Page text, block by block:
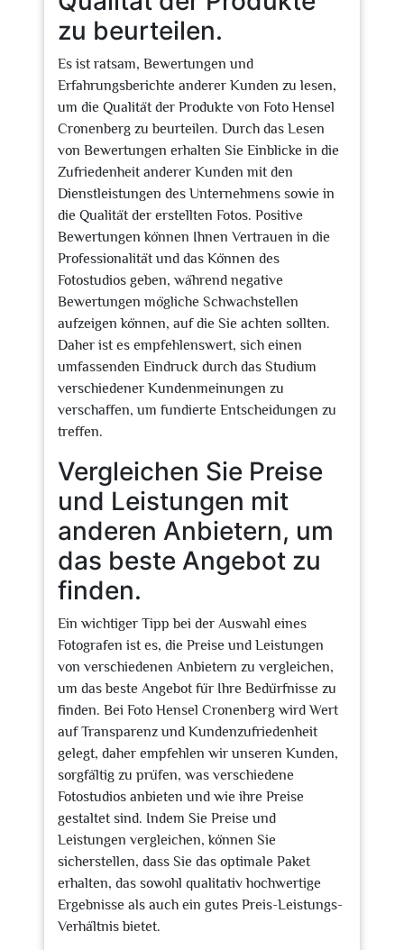
zu beurteilen.
Es ist ratsam, Bewertungen und
Erfahrungsberichte anderer Kunden zu lesen,
um die Qualität der Produkte von Foto Hensel
Cronenberg zu beurteilen. Durch das Lesen
von Bewertungen erhalten Sie Einblicke in die
Zufriedenheit anderer Kunden mit den
Dienstleistungen des Unternehmens sowie in
die Qualität der erstellten Fotos. Positive
Bewertungen können Ihnen Vertrauen in die
Professionalität und das Können des
Fotostudios geben, während negative
Bewertungen mögliche Schwachstellen
aufzeigen können, auf die Sie achten sollten.
Daher ist es empfehlenswert, sich einen
umfassenden Eindruck durch das Studium
verschiedener Kundenmeinungen zu
verschaffen, um fundierte Entscheidungen zu
treffen.
Vergleichen Sie Preise
und Leistungen mit
anderen Anbietern, um
das beste Angebot zu
finden.
Ein wichtiger Tipp bei der Auswahl eines
Fotografen ist es, die Preise und Leistungen
von verschiedenen Anbietern zu vergleichen,
um das beste Angebot für Ihre Bedürfnisse zu
finden. Bei Foto Hensel Cronenberg wird Wert
auf Transparenz und Kundenzufriedenheit
gelegt, daher empfehlen wir unseren Kunden,
sorgfältig zu prüfen, was verschiedene
Fotostudios anbieten und wie ihre Preise
gestaltet sind. Indem Sie Preise und
Leistungen vergleichen, können Sie
sicherstellen, dass Sie das optimale Paket
erhalten, das sowohl qualitativ hochwertige
Ergebnisse als auch ein gutes Preis-Leistungs-
Verhältnis bietet.